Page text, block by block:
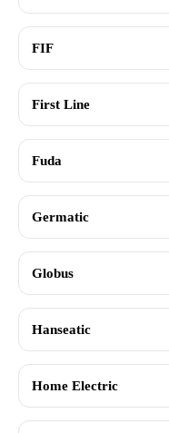
FIF
First Line
Fuda
Germatic
Globus
Hanseatic
Home Electric